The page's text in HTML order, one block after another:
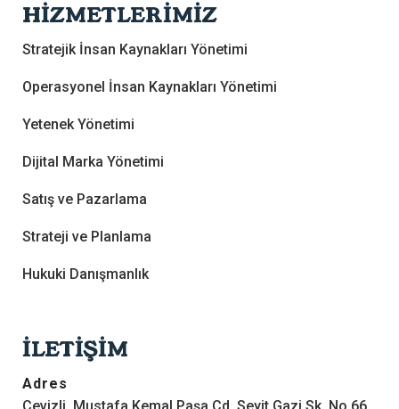
HİZMETLERİMİZ
Stratejik İnsan Kaynakları Yönetimi
Operasyonel İnsan Kaynakları Yönetimi
Yetenek Yönetimi
Dijital Marka Yönetimi
Satış ve Pazarlama
Strateji ve Planlama
Hukuki Danışmanlık
İLETİŞİM
Adres
Cevizli, Mustafa Kemal Paşa Cd, Seyit Gazi Sk. No.66